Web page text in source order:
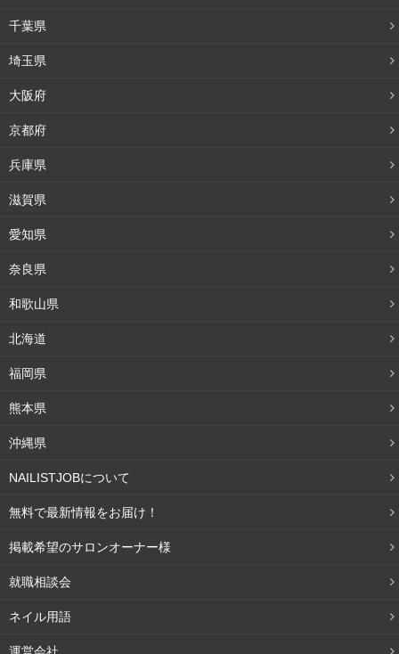
千葉県
埼玉県
大阪府
京都府
兵庫県
滋賀県
愛知県
奈良県
和歌山県
北海道
福岡県
熊本県
沖縄県
NAILISTJOBについて
無料で最新情報をお届け！
掲載希望のサロンオーナー様
就職相談会
ネイル用語